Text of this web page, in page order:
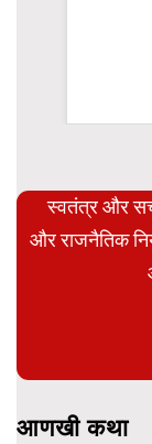
स्वतंत्र और
और राजनैतिक
आणखी कथा